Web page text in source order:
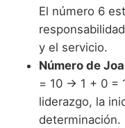
El número 6
y el servicio.
Número de
= 10 → 1 + 0 =
liderazgo, la
determinación.